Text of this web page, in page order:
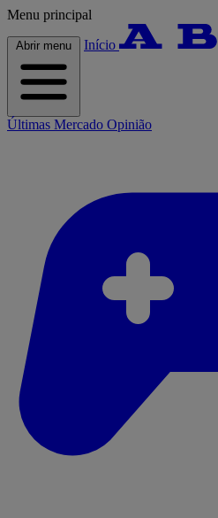
Menu principal
Abrir menu Início
Últimas Mercado Opinião